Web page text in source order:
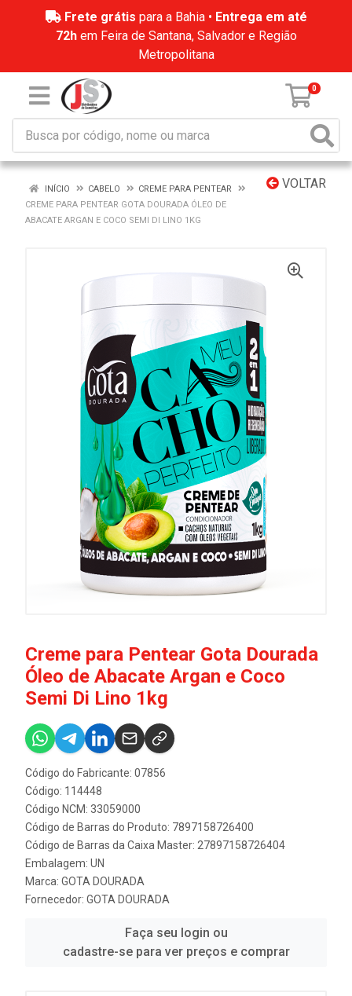
Frete grátis para a Bahia • Entrega em até
72hem Feira de Santana, Salvador e Região
Metropolitana
0
VOLTAR
INÍCIO CABELO
CREME PARA PENTEAR
CREME PARA PENTEAR GOTA DOURADA ÓLEO DE
ABACATE ARGAN E COCO SEMI DI LINO 1KG
Creme para Pentear Gota Dourada
Óleo de Abacate Argan e Coco
Semi Di Lino 1kg
Código do Fabricante: 07856
Código: 114448
Código NCM: 33059000
Código de Barras do Produto: 7897158726400
Código de Barras da Caixa Master: 27897158726404
Embalagem: UN
Marca: GOTA DOURADA
Fornecedor: GOTA DOURADA
Faça seu login ou
cadastre-se para ver preços e comprar